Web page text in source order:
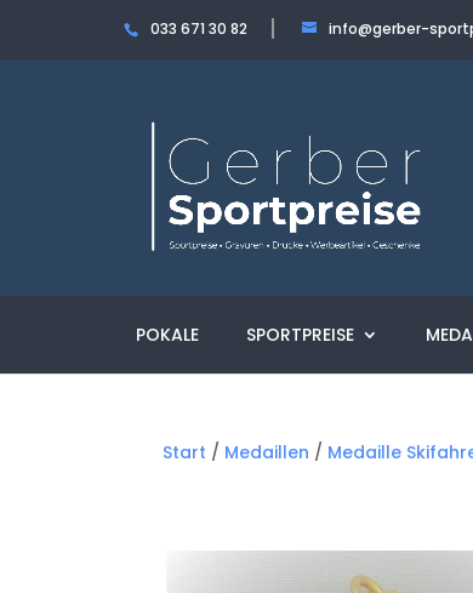
033 671 30 82 info@gerber-
POKALE SPORTPREISE
Start / Medaillen / Medaille